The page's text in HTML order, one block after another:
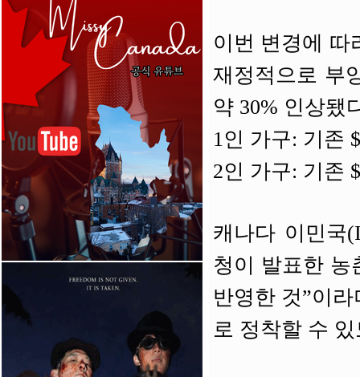
이번 변경에 따
재정적으로 부
약 30% 인상됐
1인 가구: 기존
2인 가구: 기존
캐나다 이민국
청이 발표한 농
반영한 것”이
로 정착할 수